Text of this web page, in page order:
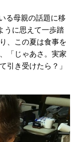
る母親の話題に移
うに思えて一歩踏
、この夏は食事を
「じゃあさ。実家
引き受けたら？」